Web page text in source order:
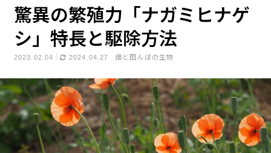
驚異の繁殖力「ナガミヒナゲ
シ」特長と駆除方法
2023.02.04 2024.04.27 畑と田んぼの生物